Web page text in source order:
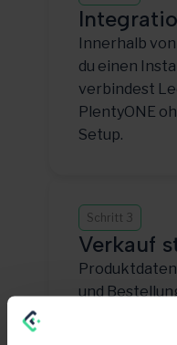
Innerhalb
du einen
verbindest
PlentyONE
Setup.
Schritt 3
Verkauf
und
— damit du